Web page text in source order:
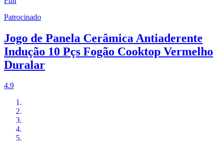
Patrocinado
Jogo de Panela Cerâmica Antiaderente
Indução 10 Pçs Fogão Cooktop Vermelho
Duralar
4.9